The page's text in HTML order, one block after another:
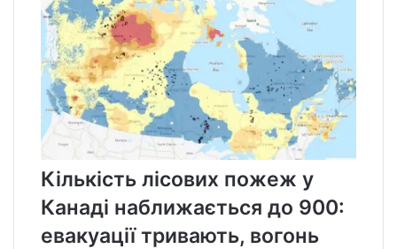
Кількість лісових пожеж у
Канаді наближається до 900:
евакуації тривають, вогонь